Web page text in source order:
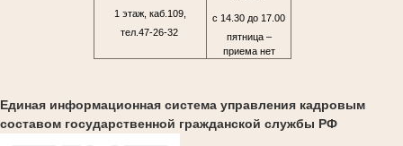
1 этаж, каб.109,
тел.47-26-32
с 14.30 до 17.00
пятница –
приема нет
Единая информационная система управления кадровым
составом государственной гражданской службы РФ